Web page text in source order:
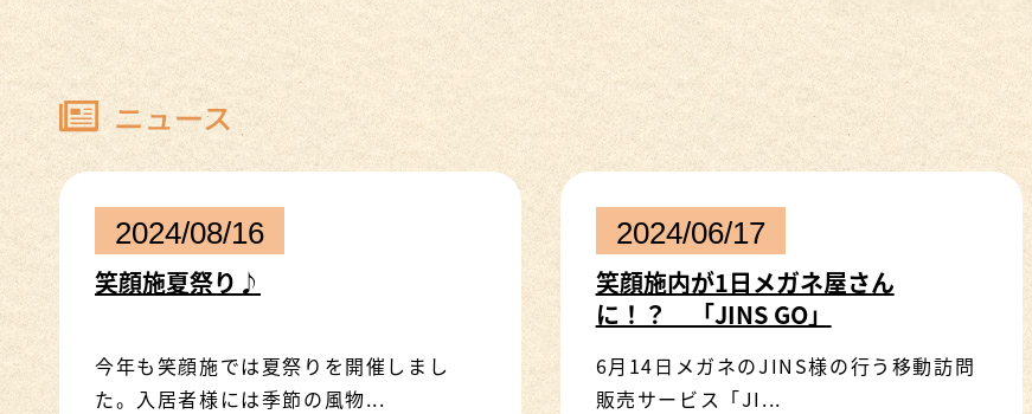
2024/08/16
笑顔施夏祭り♪
今年も笑顔施では夏祭りを開催しまし
た。入居者様には季節の風物...
2024/06/17
笑顔施内が1日メガネ屋さん
に！？ 「JINS GO」
6月14日メガネのJINS様の行う移動訪問
販売サービス「JI...